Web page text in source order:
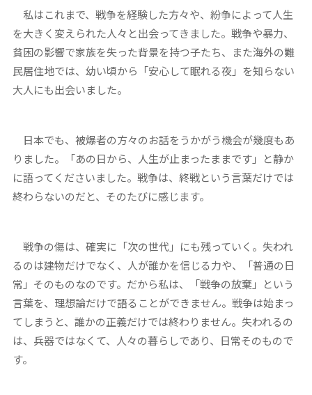
私はこれまで、戦争を経験した方々や、紛争によって人生
を大きく変えられた人々と出会ってきました。戦争や暴力、
貧困の影響で家族を失った背景を持つ子たち、また海外の難
民居住地では、幼い頃から「安心して眠れる夜」を知らない
大人にも出会いました。
日本でも、被爆者の方々のお話をうかがう機会が幾度もあ
りました。「あの日から、人生が止まったままです」と静か
に語ってくださいました。戦争は、終戦という言葉だけでは
終わらないのだと、そのたびに感じます。
戦争の傷は、確実に「次の世代」にも残っていく。失われ
るのは建物だけでなく、人が誰かを信じる力や、「普通の日
常」そのものなのです。だから私は、「戦争の放棄」という
言葉を、理想論だけで語ることができません。戦争は始まっ
てしまうと、誰かの正義だけでは終わりません。失われるの
は、兵器ではなくて、人々の暮らしであり、日常そのもので
す。